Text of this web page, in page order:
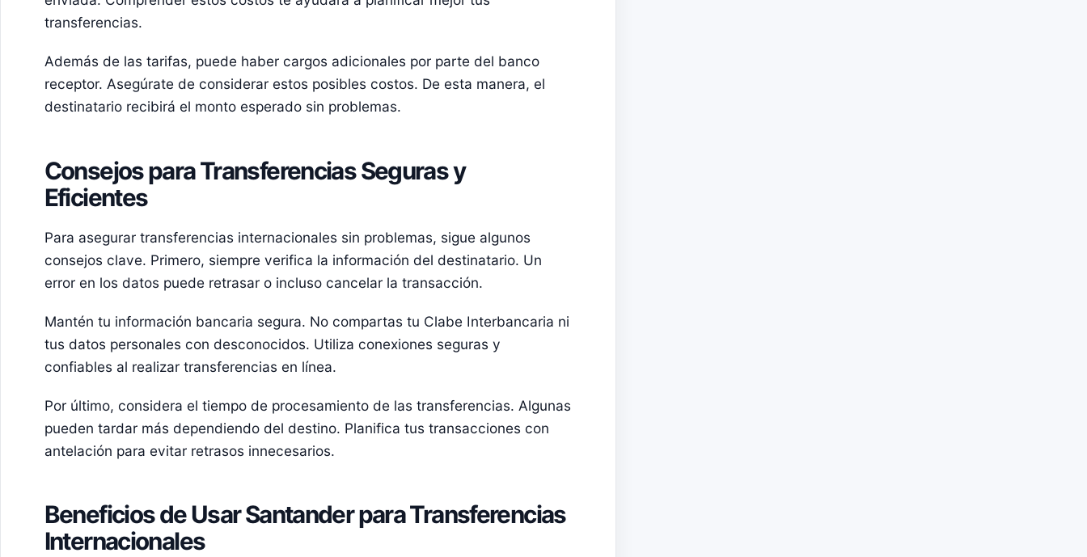
transferencias.
Además de las tarifas, puede haber cargos adicionales por parte del banco
receptor. Asegúrate de considerar estos posibles costos. De esta manera, el
destinatario recibirá el monto esperado sin problemas.
Consejos para Transferencias Seguras y
Eficientes
Para asegurar transferencias internacionales sin problemas, sigue algunos
consejos clave. Primero, siempre verifica la información del destinatario. Un
error en los datos puede retrasar o incluso cancelar la transacción.
Mantén tu información bancaria segura. No compartas tu Clabe Interbancaria ni
tus datos personales con desconocidos. Utiliza conexiones seguras y
confiables al realizar transferencias en línea.
Por último, considera el tiempo de procesamiento de las transferencias. Algunas
pueden tardar más dependiendo del destino. Planifica tus transacciones con
antelación para evitar retrasos innecesarios.
Beneficios de Usar Santander para Transferencias
Internacionales